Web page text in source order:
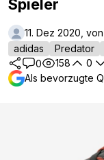
Spieler
11. Dez 2020, von
adidas
Predator
0
158 0
Als bevorzugte